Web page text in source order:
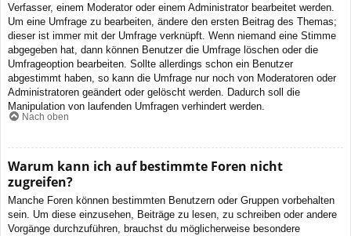
Verfasser, einem Moderator oder einem Administrator bearbeitet werden.
Um eine Umfrage zu bearbeiten, ändere den ersten Beitrag des Themas;
dieser ist immer mit der Umfrage verknüpft. Wenn niemand eine Stimme
abgegeben hat, dann können Benutzer die Umfrage löschen oder die
Umfrageoption bearbeiten. Sollte allerdings schon ein Benutzer
abgestimmt haben, so kann die Umfrage nur noch von Moderatoren oder
Administratoren geändert oder gelöscht werden. Dadurch soll die
Manipulation von laufenden Umfragen verhindert werden.
Nach oben
Warum kann ich auf bestimmte Foren nicht
zugreifen?
Manche Foren können bestimmten Benutzern oder Gruppen vorbehalten
sein. Um diese einzusehen, Beiträge zu lesen, zu schreiben oder andere
Vorgänge durchzuführen, brauchst du möglicherweise besondere